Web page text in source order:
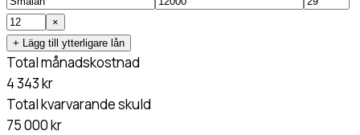
×
+ Lägg till ytterligare lån
Total månadskostnad
4 343 kr
Total kvarvarande skuld
75 000 kr